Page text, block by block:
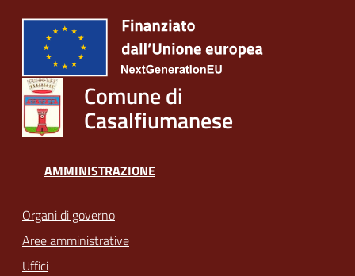
Comune di
Casalfiumanese
AMMINISTRAZIONE
Organi di governo
Aree amministrative
Uffici